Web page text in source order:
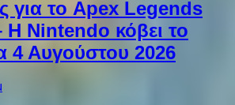
για το Apex Legends
Nintendo κόβει το
4 Αυγούστου 2026